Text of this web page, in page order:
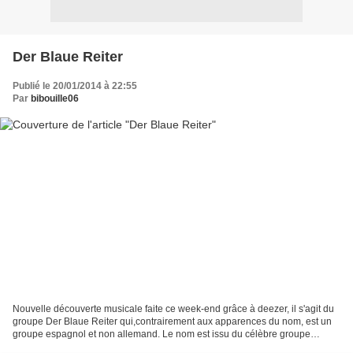
Der Blaue Reiter
Publié le 20/01/2014 à 22:55
Par bibouille06
Nouvelle découverte musicale faite ce week-end grâce à deezer, il s'agit du
groupe Der Blaue Reiter qui,contrairement aux apparences du nom, est un
groupe espagnol et non allemand. Le nom est issu du célèbre groupe